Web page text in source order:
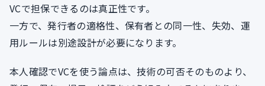
VCで担保できるのは真正性です。
一方で、発行者の適格性、保有者との同一性、失効、運
用ルールは別途設計が必要になります。
本人確認でVCを使う論点は、技術の可否そのものより、